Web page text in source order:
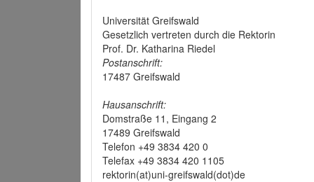
Universität Greifswald
Gesetzlich vertreten durch die Rektorin
Prof. Dr. Katharina Riedel
Postanschrift:
17487 Greifswald
Hausanschrift:
Domstraße 11, Eingang 2
17489 Greifswald
Telefon +49 3834 420 0
Telefax +49 3834 420 1105
rektorin(at)uni-greifswald(dot)de